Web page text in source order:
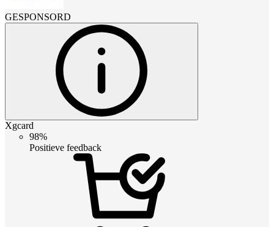
GESPONSORD
Xgcard
98%
Positieve feedback